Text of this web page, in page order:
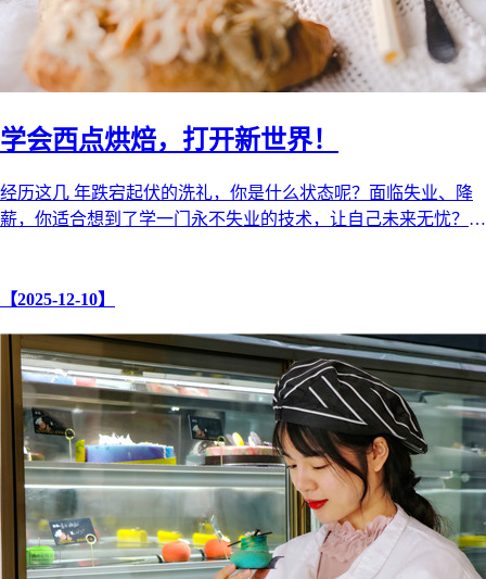
学会西点烘焙，打开新世界！
经历这几 年跌宕起伏的洗礼，你是什么状态呢？面临失业、降
薪，你适合想到了学一门永不失业的技术，让自己未来无忧？
【2025-12-10】